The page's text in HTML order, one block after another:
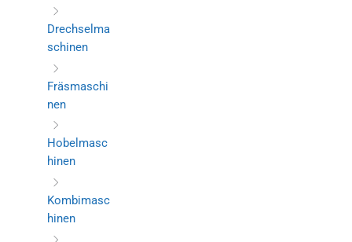
Drechselma
schinen
Fräsmaschi
nen
Hobelmasc
hinen
Kombimasc
hinen